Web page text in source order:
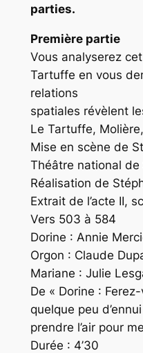
parties.
Première partie
Vous analyserez
Tartuffe en vous
relations
spatiales révèlent
Le Tartuffe,
Mise en scène de
Théâtre national
Réalisation de
Extrait de l’acte II,
Vers 503 à 584
Dorine : Annie
Orgon : Claude
Mariane : Julie
De « Dorine :
quelque peu
prendre l’air pour
Durée : 4’30